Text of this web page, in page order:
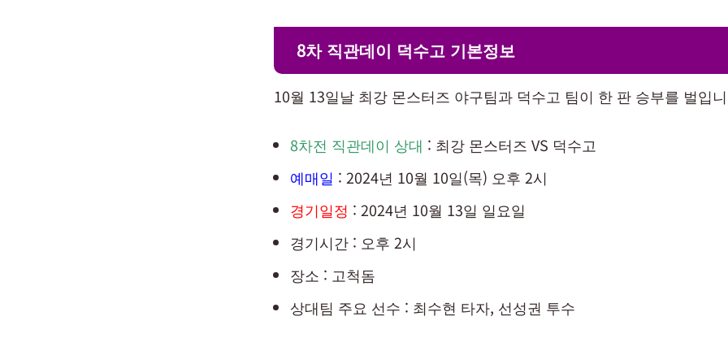
8차 직관데이 덕수고 기본정보
10월 13일날 최강 몬스터즈 야구팀과 덕수고 팀이 한 판 승부를 벌입
8차전 직관데이 상대 : 최강 몬스터즈 VS 덕수고
예매일 : 2024년 10월 10일(목) 오후 2시
경기일정 : 2024년 10월 13일 일요일
경기시간 : 오후 2시
장소 : 고척돔
상대팀 주요 선수 : 최수현 타자, 선성권 투수